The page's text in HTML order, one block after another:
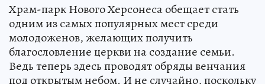
Храм-парк Нового Херсонеса обещает стать
одним из самых популярных мест среди
молодоженов, желающих получить
благословление церкви на создание семьи.
Ведь теперь здесь проводят обряды венчания
под открытым небом. И не случайно, поскольку